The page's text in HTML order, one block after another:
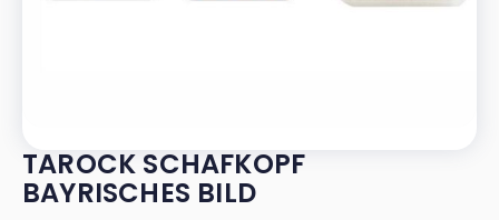
TAROCK SCHAFKOPF
BAYRISCHES BILD